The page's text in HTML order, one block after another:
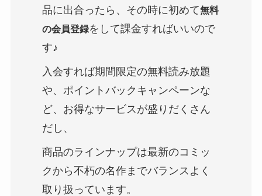
品に出合ったら、その時に初めて無料
の会員登録をして課金すればいいので
す♪
入会すれば期間限定の無料読み放題
や、ポイントバックキャンペーンな
ど、お得なサービスが盛りだくさん
だし、
商品のラインナップは最新のコミッ
クから不朽の名作までバランスよく
取り扱っています。